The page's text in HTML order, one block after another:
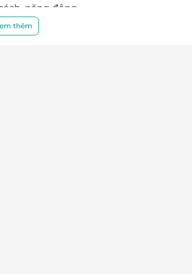
năng động.
thêm